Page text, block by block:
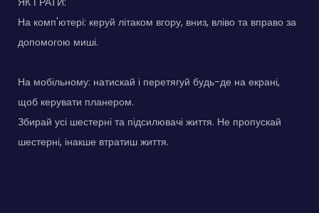
На комп'ютері: керуй літаком вгору, вниз, вліво та вправо за
допомогою миші.
На мобільному: натискай і перетягуй будь-де на екрані,
щоб керувати планером.
Збирай усі шестерні та підсилювачі життя. Не пропускай
шестерні, інакше втратиш життя.